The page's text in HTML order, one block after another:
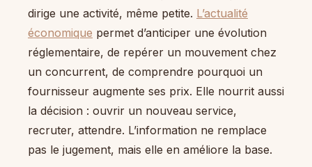
dirige une activité, même petite. L’actualité
économique permet d’anticiper une évolution
réglementaire, de repérer un mouvement chez
un concurrent, de comprendre pourquoi un
fournisseur augmente ses prix. Elle nourrit aussi
la décision : ouvrir un nouveau service,
recruter, attendre. L’information ne remplace
pas le jugement, mais elle en améliore la base.